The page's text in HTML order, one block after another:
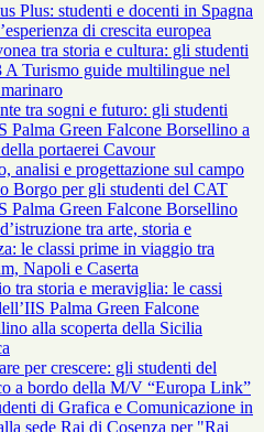
Plus: studenti e docenti in Spagna
di crescita europea
tra storia e cultura: gli studenti
A Turismo guide multilingue nel
tra sogni e futuro: gli studenti
Palma Green Falcone Borsellino a
portaerei Cavour
analisi e progettazione sul campo
Borgo per gli studenti del CAT
Palma Green Falcone Borsellino
tra arte, storia e
le classi prime in viaggio tra
Napoli e Caserta
tra storia e meraviglia: le cassi
Palma Green Falcone
alla scoperta della Sicilia
per crescere: gli studenti del
a bordo della M/V “Europa Link”
di Grafica e Comunicazione in
sede Rai di Cosenza per "Rai